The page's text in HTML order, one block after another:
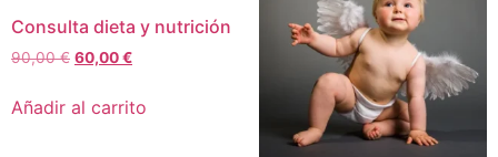
Consulta dieta y nutrición
90,00€ 60,00€
Añadir al carrito